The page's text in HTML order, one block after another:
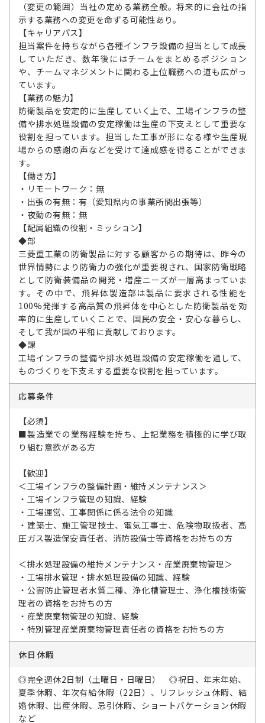
（変更の範囲）当社の定める業務全般。将来的に会社の指
示する業務への変更を命ずる可能性あり。
【キャリアパス】
担当案件を持ちながら各種インフラ設備の担当として成長
していただき、数年後にはチームをまとめるポジション
や、チームマネジメントに関わる上位職務への道も広がっ
ています。
【業務の魅力】
防衛製品を安定的に生産していく上で、工場インフラの整
備や排水処理設備の安定稼働は生産の下支えとして重要な
役割を担っています。担当した工事が形になる様や生産現
場からの感謝の声などを受けて達成感を得ることができま
す。
【働き方】
・リモートワーク：無
・出張の有無：有（愛知県内の事業所間出張等）
・夜勤の有無：無
【配属組織の役割・ミッション】
◆部
三菱重工業の防衛製品に対する顧客からの期待は、昨今の
世界情勢により防衛力の強化が重要視され、国家防衛戦略
として防衛装備品の開発・増産ニーズが一層高まっていま
す。その中で、飛昇体製造部は製品に要求される性能を
100%発揮する高品質の飛昇体を中心とした防衛製品を効
率的に生産していくことで、国民の安全・安心な暮らし、
そして我が国の平和に貢献しております。
◆課
工場インフラの整備や排水処理設備の安定稼働を通して、
ものづくりを下支えする重要な役割を担っています。
応募条件
【必須】
■製造業での業務経験を持ち、上記業務を積極的に学び取
り組む意欲がある方
【歓迎】
＜工場インフラの整備計画・維持メンテナンス＞
・工場インフラ管理の知識、経験
・工場運営、工事関係に係る法令の知識
・建築士、施工管理技士、電気工事士、危険物取扱者、高
圧ガス製造保安責任者、消防設備士等資格をお持ちの方
＜排水処理設備の維持メンテナンス・産業廃棄物管理＞
・工場排水管理・排水処理設備の知識、経験
・公害防止管理者水質二種、浄化槽管理士、浄化槽技術管
理者の資格をお持ちの方
・産業廃棄物管理の知識、経験
・特別管理産業廃棄物管理責任者の資格をお持ちの方
休日休暇
◎完全週休2日制（土曜日・日曜日） ◎祝日、年末年始、
夏季休暇、年次有給休暇（22日）、リフレッシュ休暇、結
婚休暇、出産休暇、忌引休暇、ショートバケーション休暇
など